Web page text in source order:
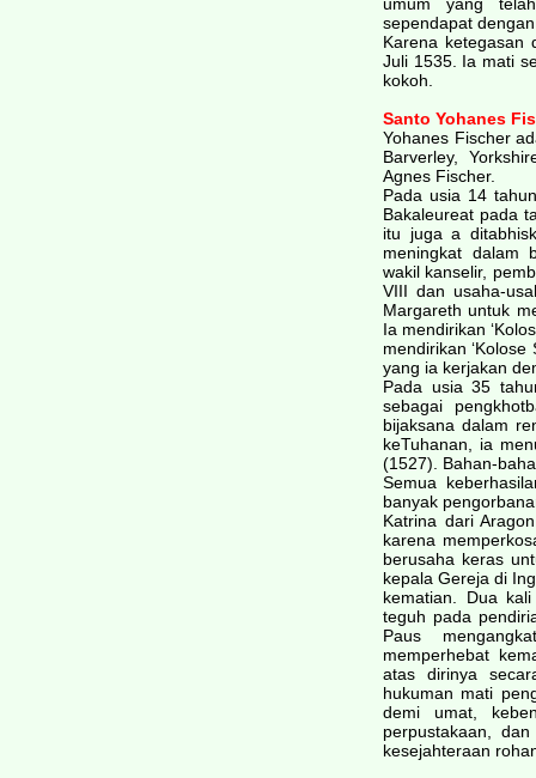
sependapat
Karena ketegasan
Juli 1535. Ia mati
kokoh.
Santo Yohanes
Yohanes Fischer
Barverley,
Agnes Fischer.
Pada usia 14
Bakaleureat pada
itu juga a
meningkat dalam
wakil kanselir,
VIII dan usaha-
Margareth untuk
Ia mendirikan
mendirikan
yang ia kerjakan
Pada usia 35
sebagai
bijaksana dalam
keTuhanan, ia
(1527). Bahan-
Semua
banyak
Katrina dari
karena
berusaha keras
kepala Gereja di
kematian. Dua
teguh pada
Paus
memperhebat
atas dirinya
hukuman mati
demi umat,
perpustakaan,
kesejahteraan